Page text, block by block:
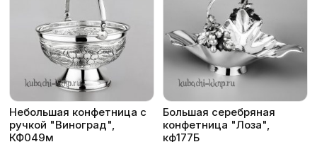
Небольшая конфетница с
ручкой "Виноград",
КФ049м
Большая серебряная
конфетница "Лоза",
кф177Б